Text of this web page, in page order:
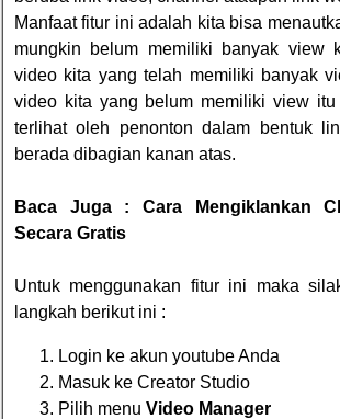
Manfaat fitur ini adalah kita bisa
mungkin belum memiliki banyak view
video kita yang telah memiliki banyak
video kita yang belum memiliki view
terlihat oleh penonton dalam bentuk
berada dibagian kanan atas.
Baca Juga : Cara Mengiklankan
Secara Gratis
Untuk menggunakan fitur ini maka
langkah berikut ini :
Login ke akun youtube Anda
Masuk ke Creator Studio
Pilih menu Video Manager